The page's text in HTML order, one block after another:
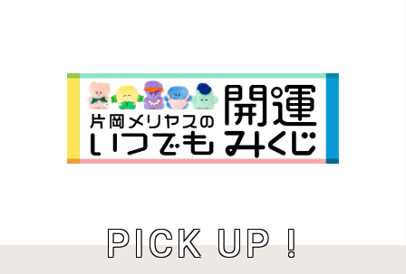
PICK UP !